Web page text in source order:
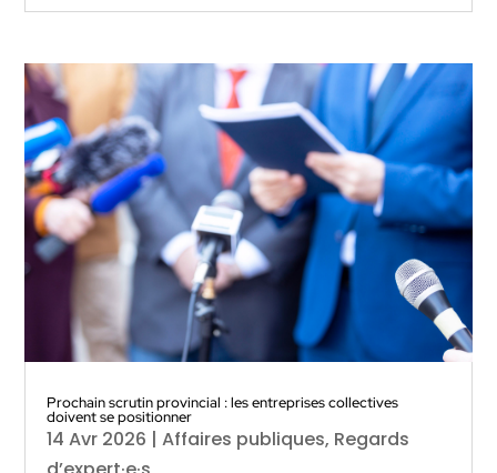
Prochain scrutin provincial : les entreprises collectives
doivent se positionner
14 Avr 2026 |Affaires publiques, Regards